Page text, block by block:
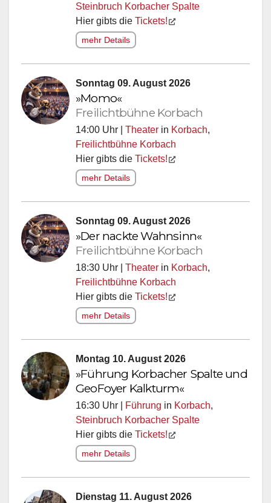
Steinbruch Korbacher Spalte
Hier gibts die Tickets!
mehr Details
Sonntag 09. August 2026
»Momo«
Freilichtbühne Korbach
14:00 Uhr | Theater in Korbach,
Freilichtbühne Korbach
Hier gibts die Tickets!
mehr Details
Sonntag 09. August 2026
»Der nackte Wahnsinn«
Freilichtbühne Korbach
18:30 Uhr | Theater in Korbach,
Freilichtbühne Korbach
Hier gibts die Tickets!
mehr Details
Montag 10. August 2026
»Führung Korbacher Spalte und
GeoFoyer Kalkturm«
16:30 Uhr | Führung in Korbach,
Steinbruch Korbacher Spalte
Hier gibts die Tickets!
mehr Details
Dienstag 11. August 2026